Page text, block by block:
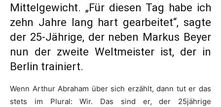
Mittelgewicht. „Für diesen Tag habe ich
zehn Jahre lang hart gearbeitet“, sagte
der 25-Jährige, der neben Markus Beyer
nun der zweite Weltmeister ist, der in
Berlin trainiert.
Wenn Arthur Abraham über sich erzählt, dann tut er das
stets im Plural: Wir. Das sind er, der 25jährige